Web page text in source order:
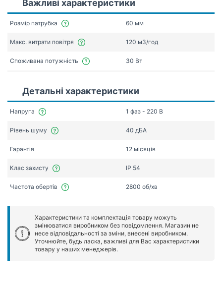
Важливі характеристики
Розмір патрубка 60 мм
Макс. витрати повітря 120 мЗ/год
Споживана потужність 30 Вт
Детальні характеристики
Напруга 1 фаз - 220 В
Рівень шуму 40 дБА
Гарантія 12 місяців
Клас захисту IP 54
Частота обертів 2800 об/хв
Характеристики та комплектація товару можуть
змінюватися виробником без повідомлення. Магазин не
несе відповідальності за зміни, внесені виробником.
Уточнюйте, будь ласка, важливі для Вас характеристики
товару у наших менеджерів.